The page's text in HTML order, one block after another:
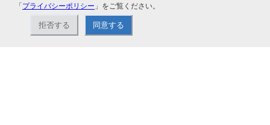
「プライバシーポリシー 」をご覧ください。
拒否する 同意する